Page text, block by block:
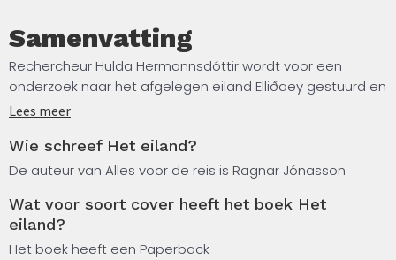
Samenvatting
Rechercheur Hulda Hermannsdóttir wordt voor een
onderzoek naar het afgelegen eiland Elliðaey gestuurd en
ontdekt angstaanjagende overeenkomsten met een
werd aangetroffen in de desolate Westfjorden. Is er een
geduldige moordenaar aanwezig in dit onherbergzame
rookgordijnen en spiegels navigeert, is ze ervan overtuigd
dat niemand de waarheid vertelt, zelfs de mensen die
het dichtst bij haar staan.
Lees meer
Wie schreef Het eiland?
De auteur van Alles voor de reis is Ragnar Jónasson
Wat voor soort cover heeft het boek Het
eiland?
Het boek heeft een Paperback